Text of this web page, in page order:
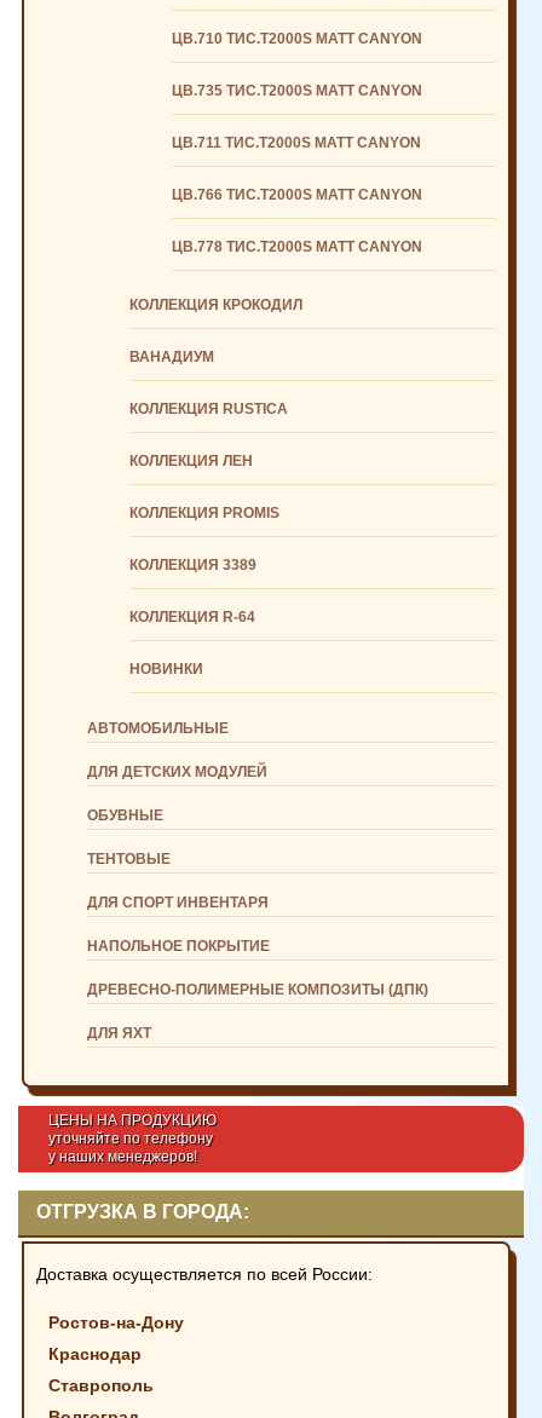
ЦВ.710 ТИС.T2000S MATT CANYON
ЦВ.735 ТИС.T2000S MATT CANYON
ЦВ.711 ТИС.T2000S MATT CANYON
ЦВ.766 ТИС.T2000S MATT CANYON
ЦВ.778 ТИС.T2000S MATT CANYON
КОЛЛЕКЦИЯ КРОКОДИЛ
ВАНАДИУМ
КОЛЛЕКЦИЯ RUSTICA
КОЛЛЕКЦИЯ ЛЕН
КОЛЛЕКЦИЯ PROMIS
КОЛЛЕКЦИЯ 3389
КОЛЛЕКЦИЯ R-64
НОВИНКИ
АВТОМОБИЛЬНЫЕ
ДЛЯ ДЕТСКИХ МОДУЛЕЙ
ОБУВНЫЕ
ТЕНТОВЫЕ
ДЛЯ СПОРТ ИНВЕНТАРЯ
НАПОЛЬНОЕ ПОКРЫТИЕ
ДРЕВЕСНО-ПОЛИМЕРНЫЕ КОМПОЗИТЫ (ДПК)
ДЛЯ ЯХТ
ЦЕНЫ НА ПРОДУКЦИЮ
уточняйте по телефону
у наших менеджеров!
ОТГРУЗКА В ГОРОДА:
Доставка осуществляется по всей России:
Ростов-на-Дону
Краснодар
Ставрополь